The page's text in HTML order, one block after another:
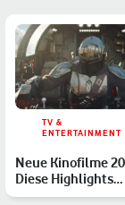
TV &
ENTERTAINMENT
Neue Kinofilme
Diese Highlights
erwarten Dich